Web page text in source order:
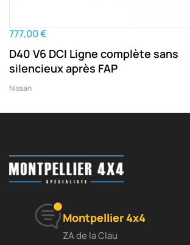
777,00 €
D40 V6 DCI Ligne complète sans
silencieux après FAP
Nissan
Montpellier 4x4
ZA de la Clau